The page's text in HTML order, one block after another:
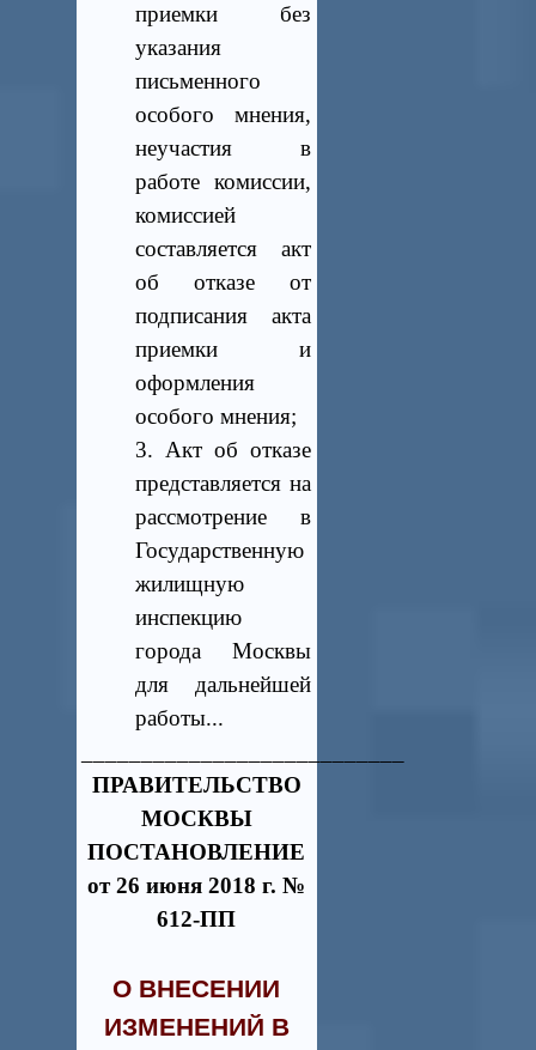
приемки без
указания
письменного
особого мнения,
неучастия в
работе комиссии,
комиссией
составляется акт
об отказе от
подписания акта
приемки и
оформления
особого мнения;
3. Акт об отказе
представляется на
рассмотрение в
Государственную
жилищную
инспекцию
города Москвы
для дальнейшей
работы...
ПРАВИТЕЛЬСТВО
МОСКВЫ
ПОСТАНОВЛЕНИЕ
от 26 июня 2018 г. №
612-ПП
О ВНЕСЕНИИ
ИЗМЕНЕНИЙ В